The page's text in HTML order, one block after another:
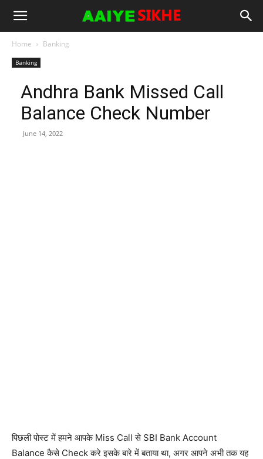
Home Banking
Banking
Andhra Bank Missed Call
Balance Check Number
June 14, 2022
पिछली पोस्ट में हमने आपके Miss Call से SBI Bank Account
Balance कैसे Check करे इसके बारे में बताया था, अगर आपने अभी तक यह